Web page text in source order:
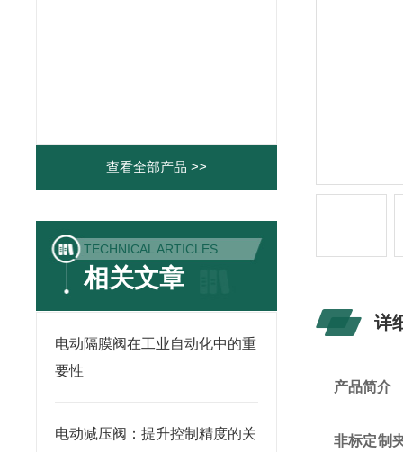
查看全部产品 >>
TECHNICAL ARTICLES
相关文章
电动隔膜阀在工业自动化中的重
要性
电动减压阀：提升控制精度的关
详
产品简介
非标定制